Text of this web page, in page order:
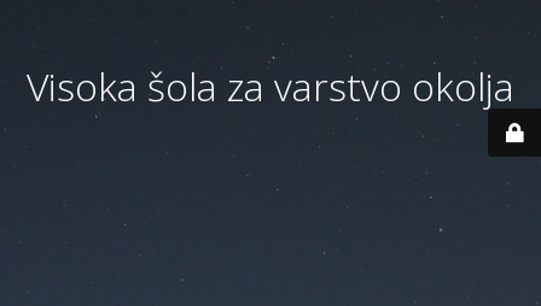
Visoka šola za varstvo okolja